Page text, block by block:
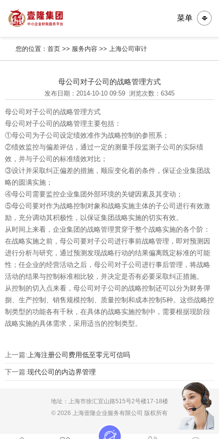
菜单
您的位置：首页 >> 服务内容 >>上海公司审计
母公司对子公司的战略管理方式
发布日期：2014-10-10 09:59 浏览次数：6345
母公司对子公司的战略管理方式
母公司对子公司的战略管理主要包括：
①母公司为子公司设定绩效准作为战略控制的参照系；
②绩效监控与偏差评估，通过一定的测量手段监测子公司的实际绩
效，并与子公司的标准绩效对比；
③设计并采取纠正偏差的措施，顺应变化着的条件，保证企业集团战
略的圆满实施；
④母公司需要监控企业集团外部环境的关键因素及其变动；
⑤母公司要对作为战略控制对象和战略实施主体的子公司进行有效激
励，充分调动其积极性，以保证集团战略实施的切实有效。
从时间上来看，企业集团的战略管理贯穿于整个战略实施的各个阶：
在战略实施之前，母公司要对子公司进行事前战略管理，即对预测因
进行分析与研究，通过预测发现战略行动的结果偏离既定标准的可能
性；任企业的经营活动之后，母公司对子公司进行事后管理，将战略
活动的结果与控制标准相比较，并决定是否有必要采取纠正措施。
从控制的切入点来看，母公司对子公司的战略控制还可以分为财务彈
捌、生产控制、销售规模控制、质量控制和成本控制5种。这些战略控
制类型的功能各有千秋，在具体的战略实施控制中，需要根据现阶段
战略实施的具体需求，采用适当的控制类型。
上一篇: 上海注册公司费用低至零元可信吗
下一篇:现代公司的内边界管理
地址：上海市徐汇宜山路515号2号楼17-18楼
© 2026 上海壹隆企业服务有限公司 版权所有